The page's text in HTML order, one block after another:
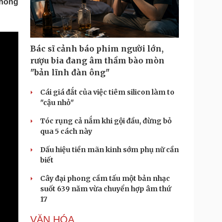
nghiệp 24h
Doanh nhân
Vì cộng đồng
Tin Công nghệ
Trải nghiệm
Chuyển đổi số
Podcast
Đọc truyện đêm khuya
Cửa sổ tình yêu
Kể chuyện cho bé
Bác sĩ cảnh báo phim người lớn,
rượu bia đang âm thầm bào mòn
"bản lĩnh đàn ông"
Cái giá đắt của việc tiêm silicon làm to
"cậu nhỏ"
Tóc rụng cả nắm khi gội đầu, đừng bỏ
qua 5 cách này
Dấu hiệu tiền mãn kinh sớm phụ nữ cần
biết
Cây đại phong cầm tấu một bản nhạc
suốt 639 năm vừa chuyển hợp âm thứ
17
VĂN HÓA